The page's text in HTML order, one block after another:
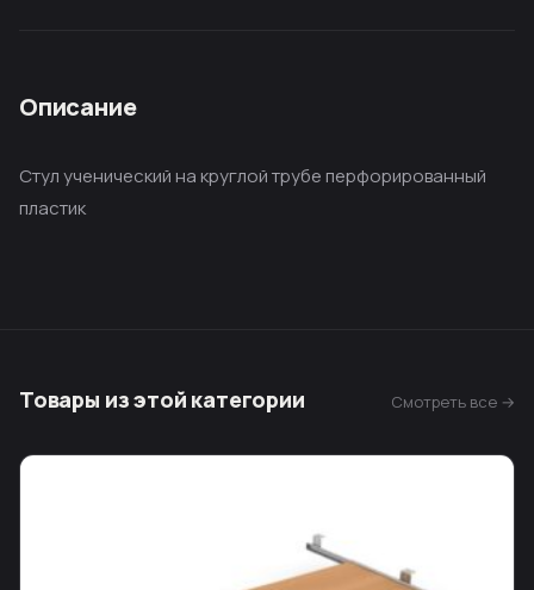
Описание
Стул ученический на круглой трубе перфорированный
пластик
Товары из этой категории Смотреть все →